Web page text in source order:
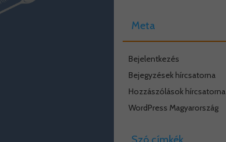
Meta
Bejelentkezés
Bejegyzések hírcsatorna
Hozzászólások hírcsatorna
WordPress Magyarország